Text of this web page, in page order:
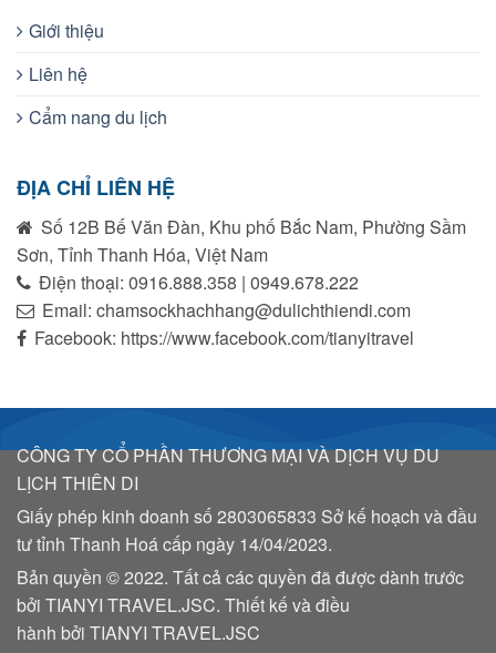
Giới thiệu
Liên hệ
Cẩm nang du lịch
ĐỊA CHỈ LIÊN HỆ
Số 12B Bế Văn Đàn, Khu phố Bắc Nam, Phường Sầm
Sơn, Tỉnh Thanh Hóa, Việt Nam
Điện thoại: 0916.888.358 | 0949.678.222
Email: chamsockhachhang@dulichthiendi.com
Facebook: https://www.facebook.com/tianyitravel
CÔNG TY CỔ PHẦN THƯƠNG MẠI VÀ DỊCH VỤ DU
LỊCH THIÊN DI
Giấy phép kinh doanh số 2803065833 Sở kế hoạch và đầu
tư tỉnh Thanh Hoá cấp ngày 14/04/2023.
Bản quyền © 2022. Tất cả các quyền đã được dành trước
bởi TIANYI TRAVEL.JSC. Thiết kế và điều
hành bởi TIANYI TRAVEL.JSC